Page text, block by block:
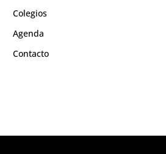
Colegios
Agenda
Contacto